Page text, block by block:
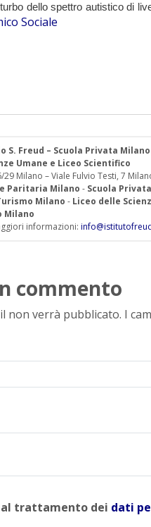
dello spettro autistico di
Sociale
S. Freud – Scuola Privata
Umane e Liceo Scientifico
Milano – Viale Fulvio Testi, 7
Paritaria Milano - Scuola
Milano - Liceo delle
Milano
informazioni:
commento
non verrà pubblicato. I
al trattamento dei dati